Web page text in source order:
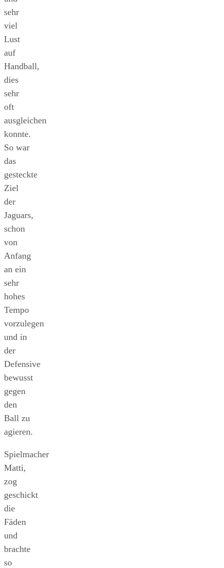
sehr
viel
Lust
auf
Handball,
dies
sehr
oft
ausgleichen
konnte.
So war
das
gesteckte
Ziel
der
Jaguars,
schon
von
Anfang
an ein
sehr
hohes
Tempo
vorzulegen
und in
der
Defensive
bewusst
gegen
den
Ball zu
agieren.
Spielmacher
Matti,
zog
geschickt
die
Fäden
und
brachte
so